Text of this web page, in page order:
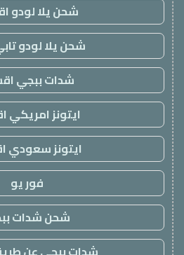
شحن يلا لودو
شحن يلا لودو
شدات ببجي
ايتونز امريكي
ايتونز سعودي
فور يو
شحن شدات